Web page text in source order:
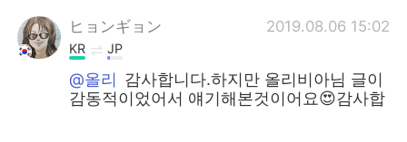
ヒョンギョン 2019.08.06 15:02
KR JP
@올리 감사합니다.하지만 올리비아님 글이
감동적이었어서 얘기해본것이어요😍감사합